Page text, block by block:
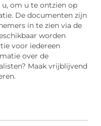
om u te ontzien op
De documenten zijn
in te zien via de
worden
voor iedereen
over de
Maak vrijblijvend